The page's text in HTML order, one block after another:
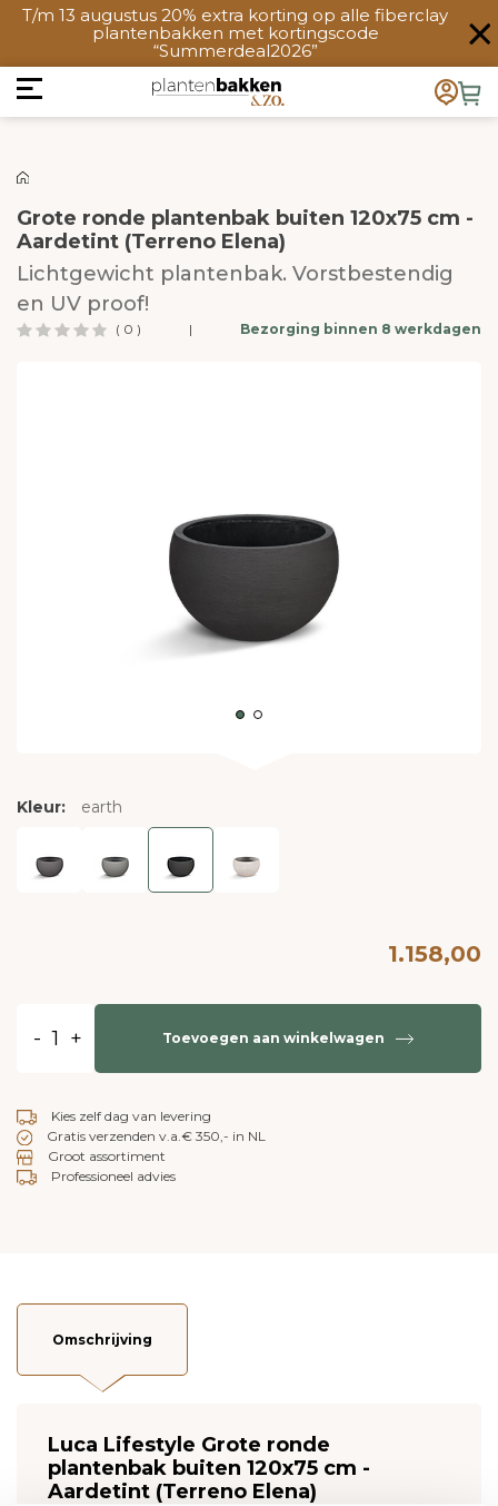
T/m 13 augustus 20% extra korting op alle fiberclay
plantenbakken met kortingscode
“Summerdeal2026”
Grote ronde plantenbak buiten 120x75 cm -
Aardetint (Terreno Elena)
Lichtgewicht plantenbak. Vorstbestendig
en UV proof!
( 0 ) | Bezorging binnen 8 werkdagen
Kleur: earth
1.158,00
- + Toevoegen aan winkelwagen
Kies zelf dag van levering
Gratis verzenden v.a.€ 350,- in NL
Groot assortiment
Professioneel advies
Omschrijving
Luca Lifestyle Grote ronde
plantenbak buiten 120x75 cm -
Aardetint (Terreno Elena)